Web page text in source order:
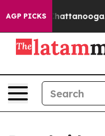
AGP PICKS
in Chattanooga.